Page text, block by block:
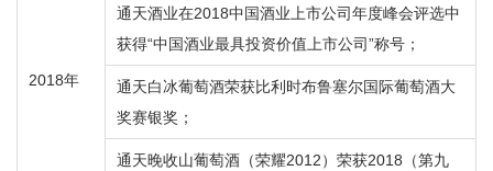
2018年
通天酒业在2018中国酒业上市公司年度峰会评选中
获得“中国酒业最具投资价值上市公司”称号；
通天白冰葡萄酒荣获比利时布鲁塞尔国际葡萄酒大
奖赛银奖；
通天晚收山葡萄酒（荣耀2012）荣获2018（第九